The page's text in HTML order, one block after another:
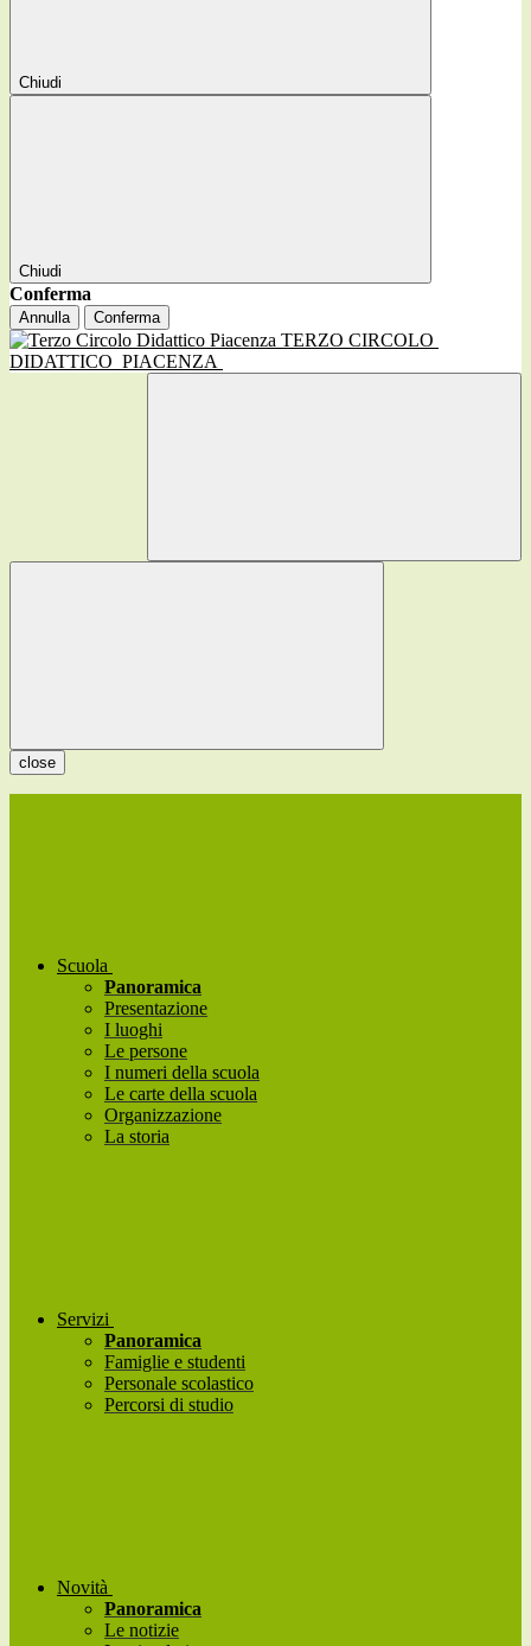
Chiudi
Chiudi
Conferma
Annulla Conferma
TERZO CIRCOLO
DIDATTICO PIACENZA
close
Scuola
Panoramica
Presentazione
I luoghi
Le persone
I numeri della scuola
Le carte della scuola
Organizzazione
La storia
Servizi
Panoramica
Famiglie e studenti
Personale scolastico
Percorsi di studio
Novità
Panoramica
Le notizie